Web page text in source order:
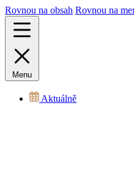
Rovnou na obsah Rovnou na
Menu
Aktuálně